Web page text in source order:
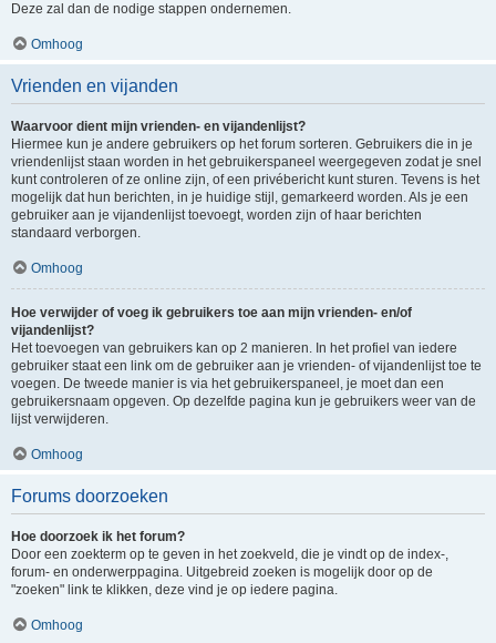
Deze zal dan de nodige stappen ondernemen.
Omhoog
Vrienden en vijanden
Waarvoor dient mijn vrienden- en vijandenlijst?
Hiermee kun je andere gebruikers op het forum sorteren. Gebruikers die in je
vriendenlijst staan worden in het gebruikerspaneel weergegeven zodat je snel
kunt controleren of ze online zijn, of een privébericht kunt sturen. Tevens is het
mogelijk dat hun berichten, in je huidige stijl, gemarkeerd worden. Als je een
gebruiker aan je vijandenlijst toevoegt, worden zijn of haar berichten
standaard verborgen.
Omhoog
Hoe verwijder of voeg ik gebruikers toe aan mijn vrienden- en/of
vijandenlijst?
Het toevoegen van gebruikers kan op 2 manieren. In het profiel van iedere
gebruiker staat een link om de gebruiker aan je vrienden- of vijandenlijst toe te
voegen. De tweede manier is via het gebruikerspaneel, je moet dan een
gebruikersnaam opgeven. Op dezelfde pagina kun je gebruikers weer van de
lijst verwijderen.
Omhoog
Forums doorzoeken
Hoe doorzoek ik het forum?
Door een zoekterm op te geven in het zoekveld, die je vindt op de index-,
forum- en onderwerppagina. Uitgebreid zoeken is mogelijk door op de
"zoeken" link te klikken, deze vind je op iedere pagina.
Omhoog